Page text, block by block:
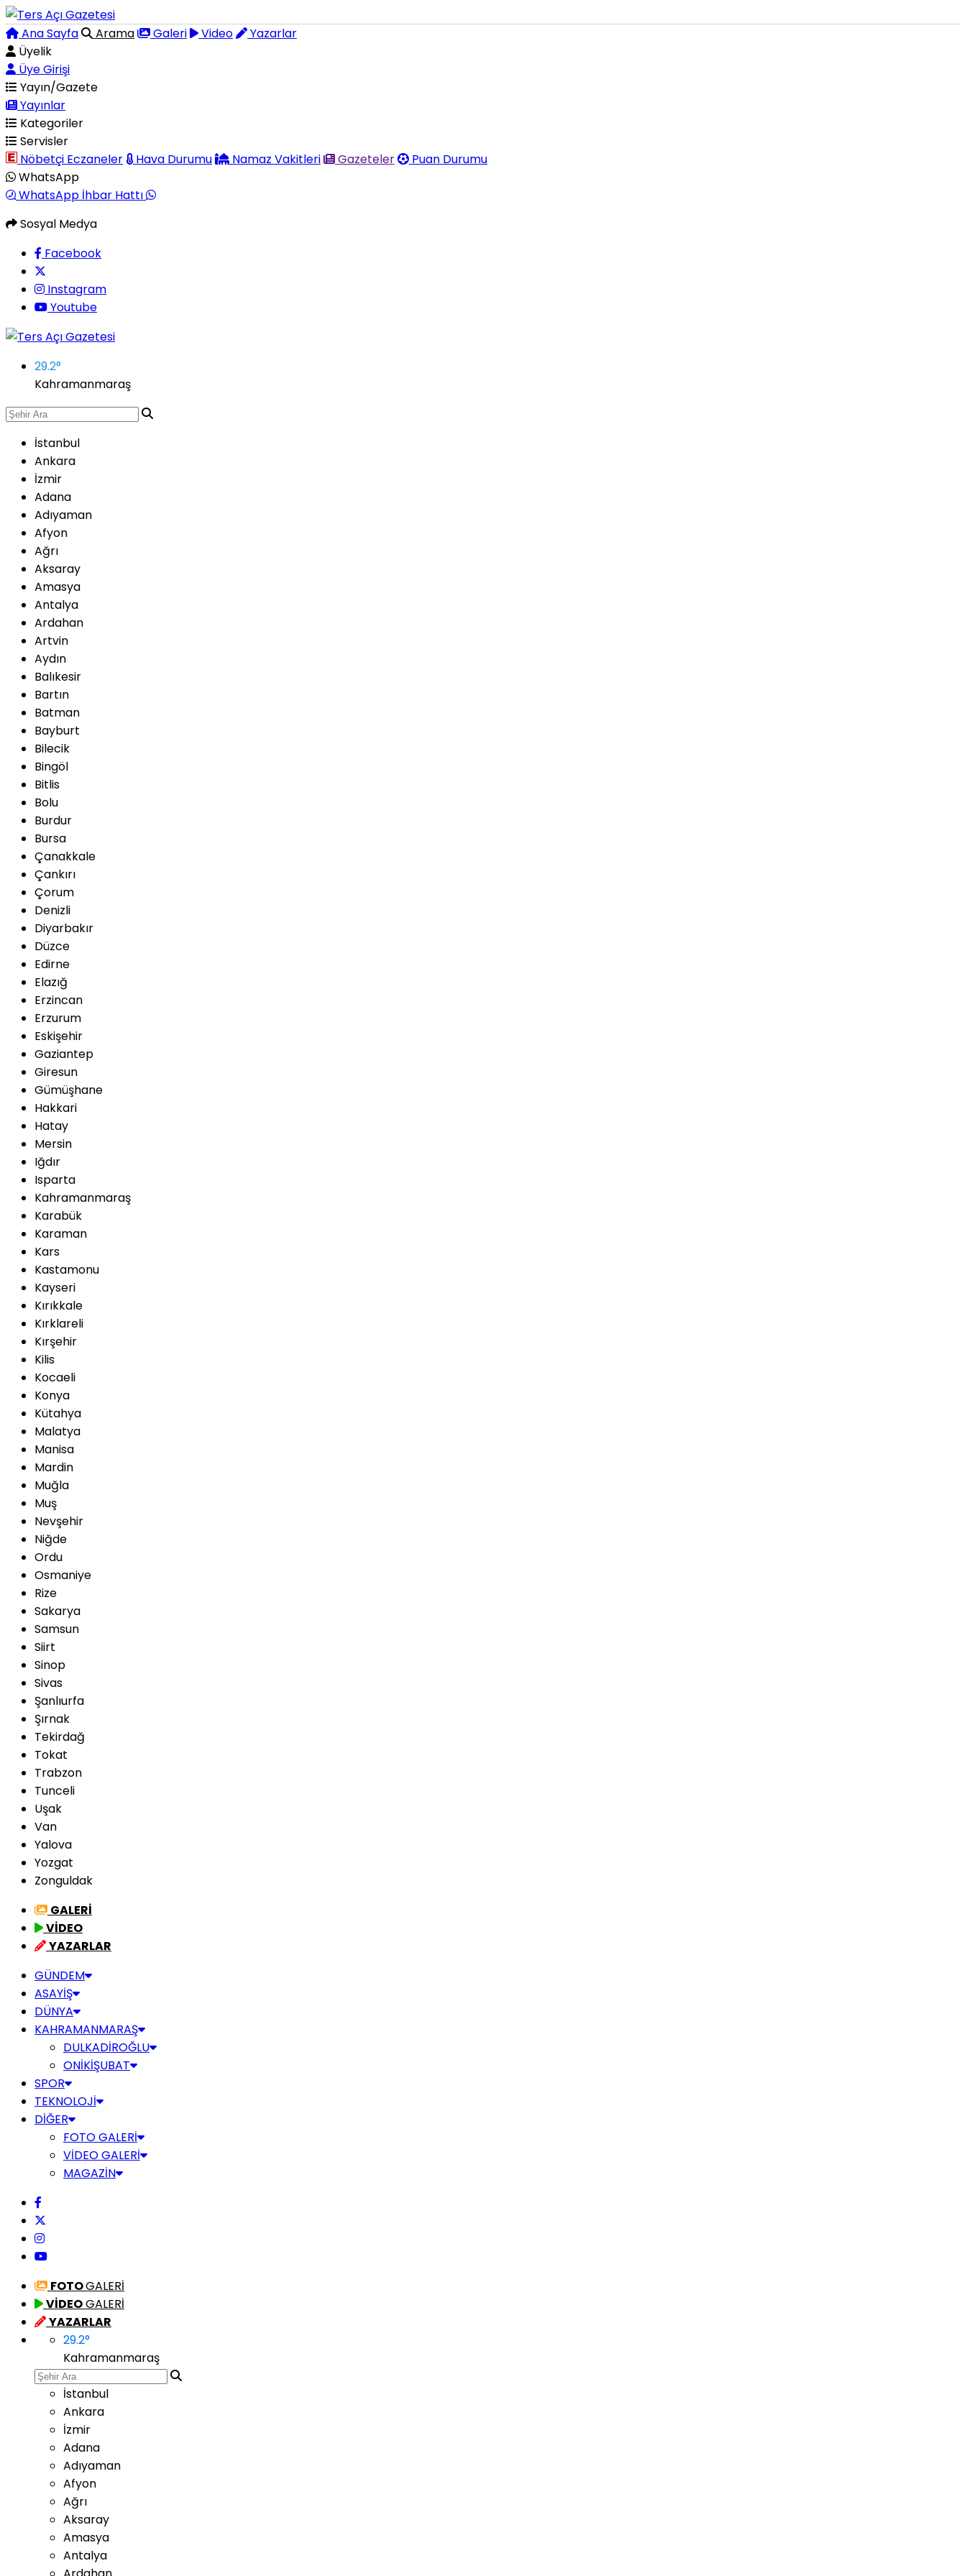
Ana Sayfa Arama Galeri Video
Yazarlar
Üyelik
Üye Girişi
Yayın/Gazete
Yayınlar
Kategoriler
Servisler
Nöbetçi Eczaneler
Hava Durumu Namaz Vakitleri Gazeteler
Puan Durumu
WhatsApp
WhatsApp İhbar Hattı
Sosyal Medya
Facebook
Instagram
Youtube
29.2°
Kahramanmaraş
İstanbul
Ankara
İzmir
Adana
Adıyaman
Afyon
Ağrı
Aksaray
Amasya
Antalya
Ardahan
Artvin
Aydın
Balıkesir
Bartın
Batman
Bayburt
Bilecik
Bingöl
Bitlis
Bolu
Burdur
Bursa
Çanakkale
Çankırı
Çorum
Denizli
Diyarbakır
Düzce
Edirne
Elazığ
Erzincan
Erzurum
Eskişehir
Gaziantep
Giresun
Gümüşhane
Hakkari
Hatay
Mersin
Iğdır
Isparta
Kahramanmaraş
Karabük
Karaman
Kars
Kastamonu
Kayseri
Kırıkkale
Kırklareli
Kırşehir
Kilis
Kocaeli
Konya
Kütahya
Malatya
Manisa
Mardin
Muğla
Muş
Nevşehir
Niğde
Ordu
Osmaniye
Rize
Sakarya
Samsun
Siirt
Sinop
Sivas
Şanlıurfa
Şırnak
Tekirdağ
Tokat
Trabzon
Tunceli
Uşak
Van
Yalova
Yozgat
Zonguldak
GALERİ
VİDEO
YAZARLAR
GÜNDEM
ASAYİŞ
DÜNYA
KAHRAMANMARAŞ
DULKADİROĞLU
ONİKİŞUBAT
SPOR
TEKNOLOJİ
DİĞER
FOTO GALERİ
VİDEO GALERİ
MAGAZİN
FOTOGALERİ
VİDEOGALERİ
YAZARLAR
29.2°
Kahramanmaraş
İstanbul
Ankara
İzmir
Adana
Adıyaman
Afyon
Ağrı
Aksaray
Amasya
Antalya